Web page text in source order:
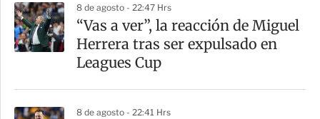
8 de agosto - 22:47 Hrs
“Vas a ver”, la reacción de Miguel
Herrera tras ser expulsado en
Leagues Cup
8 de agosto - 22:41 Hrs